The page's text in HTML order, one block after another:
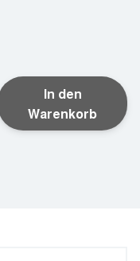
In den
Warenkorb